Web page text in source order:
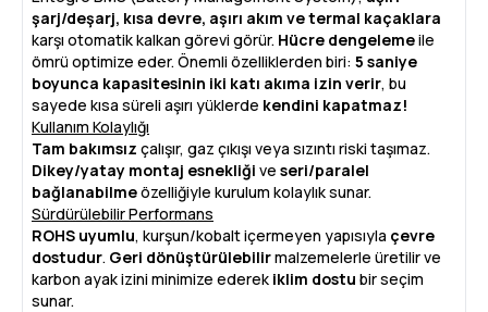
şarj/deşarj, kısa devre, aşırı akım ve termal kaçaklara
karşı otomatik kalkan görevi görür. Hücre dengelemeile
ömrü optimize eder. Önemli özelliklerden biri: 5 saniye
boyunca kapasitesinin iki katı akıma izin verir, bu
sayede kısa süreli aşırı yüklerde kendini kapatmaz!
Kullanım Kolaylığı
Tam bakımsız çalışır, gaz çıkışı veya sızıntı riski taşımaz.
Dikey/yatay montaj esnekliği ve seri/paralel
bağlanabilmeözelliğiyle kurulum kolaylık sunar.
Sürdürülebilir Performans
ROHS uyumlu, kurşun/kobalt içermeyen yapısıyla çevre
dostudur. Geri dönüştürülebilirmalzemelerle üretilir ve
karbon ayak izini minimize ederek iklim dostu bir seçim
sunar.